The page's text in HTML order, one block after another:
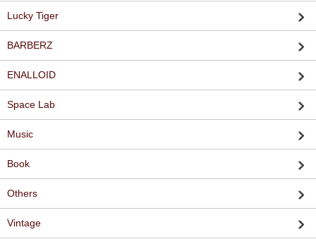
Lucky Tiger
BARBERZ
ENALLOID
Space Lab
Music
Book
Others
Vintage